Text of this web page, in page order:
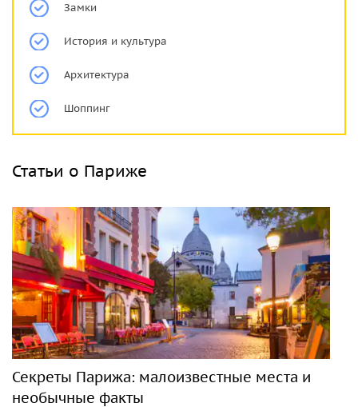
Замки
История и культура
Архитектура
Шоппинг
Статьи о Париже
Секреты Парижа: малоизвестные места и
необычные факты